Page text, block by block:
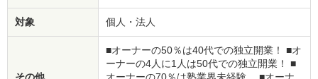
対象 個人・法人
その他
■オーナーの50％は40代での独立開業！ ■オ
ーナーの4人に1人は50代での独立開業！ ■
オーナーの70％は塾業界未経験。 ■オーナ